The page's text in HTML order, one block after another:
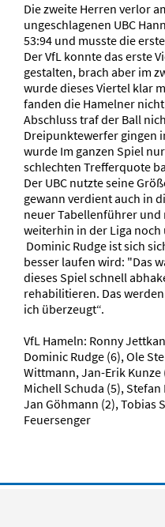
Die zweite Herren verlor
ungeschlagenen UBC
53:94 und musste die
Der VfL konnte das erste
gestalten, brach aber im
wurde dieses Viertel klar
fanden die Hamelner
Abschluss traf der Ball
Dreipunktewerfer gingen
wurde Im ganzen Spiel
schlechten Trefferquote
Der UBC nutzte seine
gewann verdient auch in
neuer Tabellenführer und
weiterhin in der Liga noch
Dominic Rudge ist sich
besser laufen wird: "Das
dieses Spiel schnell
rehabilitieren. Das
ich überzeugt“.
VfL Hameln: Ronny
Dominic Rudge (6), Ole
Wittmann, Jan-Erik Kunze
Michell Schuda (5),
Jan Göhmann (2), Tobias
Feuersenger